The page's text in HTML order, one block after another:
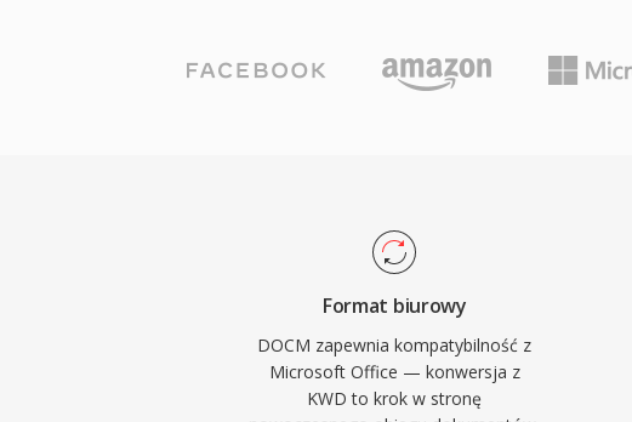
Format biurowy
DOCM zapewnia kompatybilność z
Microsoft Office — konwersja z
KWD to krok w stronę